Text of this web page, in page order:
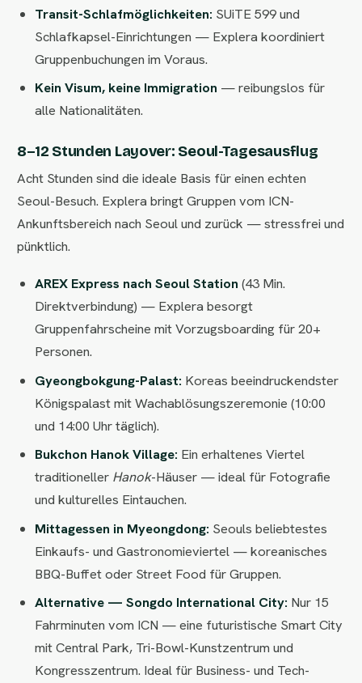
Transit-Schlafmöglichkeiten: SUiTE 599 und
Schlafkapsel-Einrichtungen — Explera koordiniert
Gruppenbuchungen im Voraus.
Kein Visum, keine Immigration — reibungslos für
alle Nationalitäten.
8–12 Stunden Layover: Seoul-Tagesausflug
Acht Stunden sind die ideale Basis für einen echten
Seoul-Besuch. Explera bringt Gruppen vom ICN-
Ankunftsbereich nach Seoul und zurück — stressfrei und
pünktlich.
AREX Express nach Seoul Station (43 Min.
Direktverbindung) — Explera besorgt
Gruppenfahrscheine mit Vorzugsboarding für 20+
Personen.
Gyeongbokgung-Palast: Koreas beeindruckendster
Königspalast mit Wachablösungszeremonie (10:00
und 14:00 Uhr täglich).
Bukchon Hanok Village: Ein erhaltenes Viertel
traditioneller Hanok-Häuser — ideal für Fotografie
und kulturelles Eintauchen.
Mittagessen in Myeongdong: Seouls beliebtestes
Einkaufs- und Gastronomieviertel — koreanisches
BBQ-Buffet oder Street Food für Gruppen.
Alternative — Songdo International City: Nur 15
Fahrminuten vom ICN — eine futuristische Smart City
mit Central Park, Tri-Bowl-Kunstzentrum und
Kongresszentrum. Ideal für Business- und Tech-